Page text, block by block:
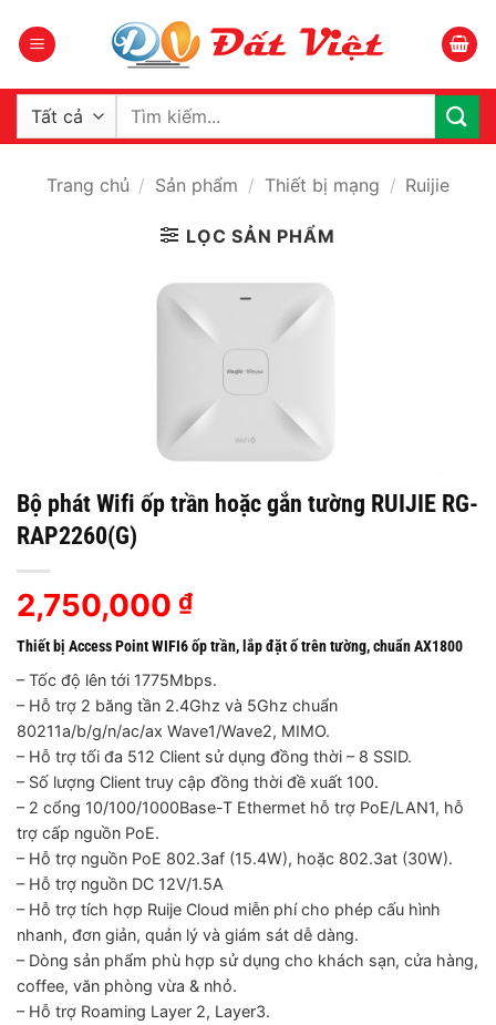
qua
dung
Tìm
Trang chủ / Sản phẩm / Thiết bị mạng / Ruijie
LỌC SẢN PHẨM
Bộ phát Wifi ốp trần hoặc gắn tường RUIJIE RG-
RAP2260(G)
2,750,000 ₫
Thiết bị Access Point WIFI6 ốp trần, lắp đặt ố trên tường, chuẩn AX1800
– Tốc độ lên tới 1775Mbps.
– Hỗ trợ 2 băng tần 2.4Ghz và 5Ghz chuẩn
80211a/b/g/n/ac/ax Wave1/Wave2, MIMO.
– Hỗ trợ tối đa 512 Client sử dụng đồng thời – 8 SSID.
– Số lượng Client truy cập đồng thời đề xuất 100.
– 2 cổng 10/100/1000Base-T Ethermet hỗ trợ PoE/LAN1, hỗ
trợ cấp nguồn PoE.
– Hỗ trợ nguồn PoE 802.3af (15.4W), hoặc 802.3at (30W).
– Hỗ trợ nguồn DC 12V/1.5A
– Hỗ trợ tích hợp Ruije Cloud miễn phí cho phép cấu hình
nhanh, đơn giản, quản lý và giám sát dễ dàng.
– Dòng sản phẩm phù hợp sử dụng cho khách sạn, cửa hàng,
coffee, văn phòng vừa & nhỏ.
– Hỗ trợ Roaming Layer 2, Layer3.